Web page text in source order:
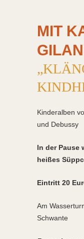
MIT
Kinderalben
und Debussy
In der Pause
heißes
Eintritt 20
Am
Schwante